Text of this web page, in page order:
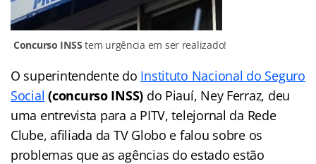
Concurso INSS tem urgência em ser realizado!
O superintendente do Instituto Nacional do Seguro
Social (concurso INSS) do Piauí, Ney Ferraz, deu
uma entrevista para a PITV, telejornal da Rede
Clube, afiliada da TV Globo e falou sobre os
problemas que as agências do estado estão